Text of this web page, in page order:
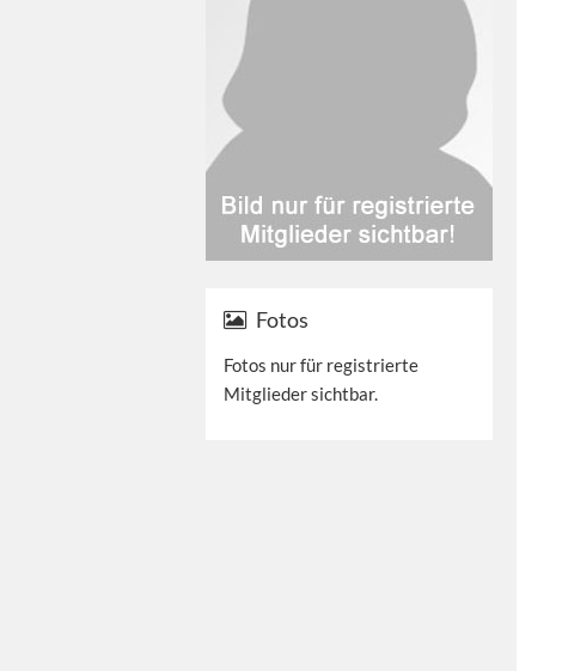
Fotos
Fotos nur für registrierte
Mitglieder sichtbar.